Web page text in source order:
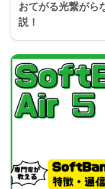
おてがる光繋がら
説！